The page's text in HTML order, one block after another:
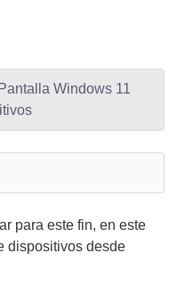
Windows 11
para este fin, en este
dispositivos desde